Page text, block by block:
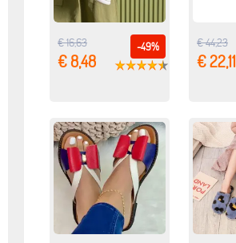
-49%
€ 16,63
€ 8,48
€ 44,23
€ 22,11